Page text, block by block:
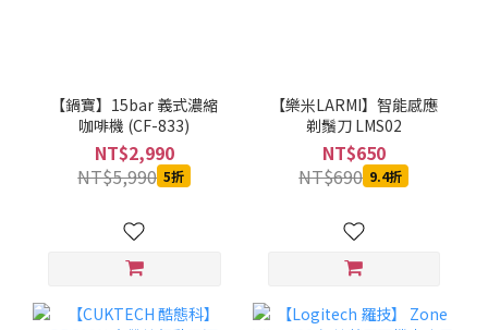
【鍋寶】15bar 義式濃縮
咖啡機 (CF-833)
NT$2,990
NT$5,990 5折
【樂米LARMI】智能感應
剃鬚刀 LMS02
NT$650
NT$690 9.4折